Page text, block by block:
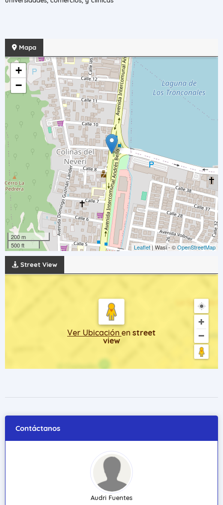
Mapa
+
−
200 m
500 ft
Leaflet | Wasi - ©OpenStreetMap
Street View
Ver Ubicación en street
view
Contáctanos
Audri Fuentes